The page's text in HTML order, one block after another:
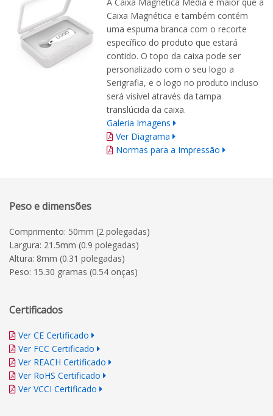
Caixa Magnética e também contém
uma espuma branca com o recorte
específico do produto que estará
contido. O topo da caixa pode ser
personalizado com o seu logo a
Serigrafia, e o logo no produto incluso
será visível através da tampa
translúcida da caixa.
Galeria Imagens
Ver Diagrama
Normas para a Impressão
Peso e dimensões
Comprimento: 50mm (2 polegadas)
Largura: 21.5mm (0.9 polegadas)
Altura: 8mm (0.31 polegadas)
Peso: 15.30 gramas (0.54 onças)
Certificados
Ver CE Certificado
Ver FCC Certificado
Ver REACH Certificado
Ver RoHS Certificado
Ver VCCI Certificado